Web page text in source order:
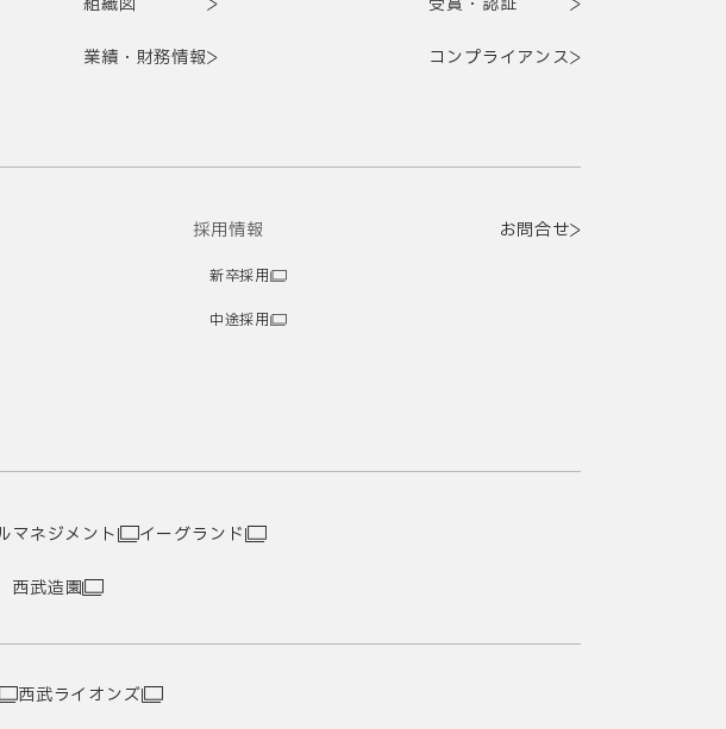
業績・財務情報 コンプライアンス
採用情報
新卒採用
中途採用
お問合せ
マネジメント イーグランド
西武造園
西武ライオンズ